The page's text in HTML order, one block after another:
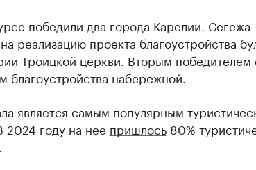
победили два города Карелии. Сегежа
реализацию проекта благоустройства
Троицкой церкви. Вторым победителем
благоустройства набережной.
является самым популярным
2024 году на нее пришлось80%